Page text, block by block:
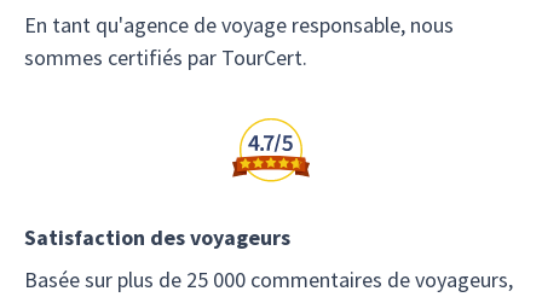
En tant qu'agence de voyage responsable, nous
sommes certifiés par TourCert.
Satisfaction des voyageurs
Basée sur plus de 25 000 commentaires de voyageurs,